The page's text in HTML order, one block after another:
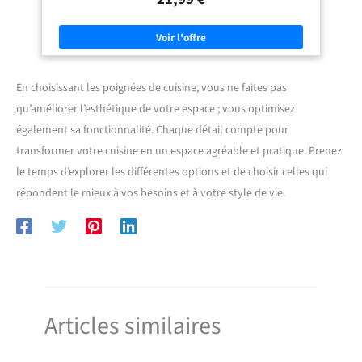
poignées endommagées ou rayées.
Installation facile : mesurez le centre de l'ouverture ; marquez
l'emplacement d'installation ; percez les trous de fixation ; fixez la
poignée à l'aide de vis. Veuillez mesurer avec soin le centre de
l'ouverture, puis déterminer les dimensions requises Domaine
parfaitement aux armoires, portes et tiroirs des cuisines, salons,
penderies, ainsi qu'aux mains courantes, rampes, salles de bains et
salles à manger Contenu de l'emballage : comprend six poignées de
tiroir, chacune fournie avec deux vis métriques M4 (vis de fixation de
2,54 cm et 3,8 cm), adaptées aux armoires d'une épaisseur comprise
entre 1,7 cm et 3,7 cm
En choisissant les poignées de cuisine, vous ne faites pas
qu’améliorer l’esthétique de votre espace ; vous optimisez
également sa fonctionnalité. Chaque détail compte pour
transformer votre cuisine en un espace agréable et pratique. Prenez
le temps d’explorer les différentes options et de choisir celles qui
répondent le mieux à vos besoins et à votre style de vie.
Articles similaires